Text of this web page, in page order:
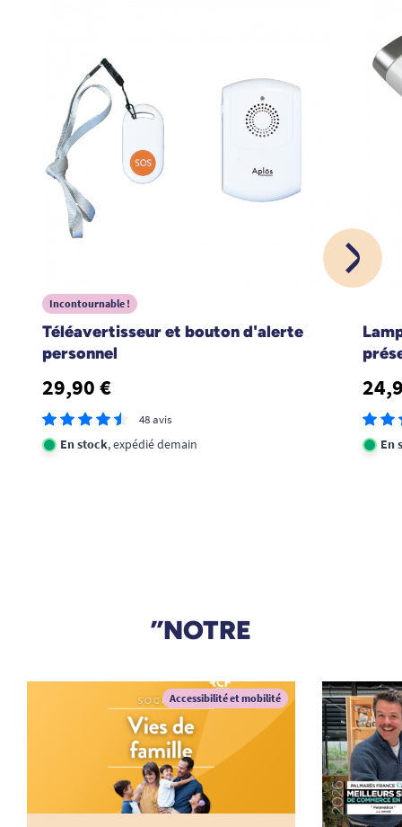
Incontournable !
Téléavertisseur et bouton d'alerte
personnel
29,90 €
48 avis
En stock, expédié demain En
”NOTRE
Accessibilité et mobilité